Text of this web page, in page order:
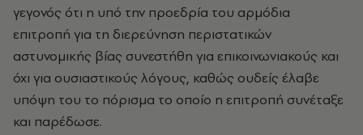
γεγονός ότι η υπό την προεδρία του αρμόδια
επιτροπή για τη διερεύνηση περιστατικών
αστυνομικής βίας συνεστήθη για επικοινωνιακούς και
όχι για ουσιαστικούς λόγους, καθώς ουδείς έλαβε
υπόψη του το πόρισμα το οποίο η επιτροπή συνέταξε
και παρέδωσε.